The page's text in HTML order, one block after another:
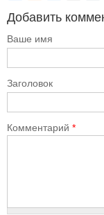
Добавить
Ваше имя
Заголовок
Комментарий *